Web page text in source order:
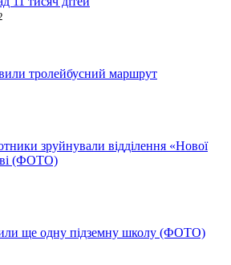
тролейбусний маршрут
зруйнували відділення «Нової
(ФОТО)
ще одну підземну школу (ФОТО)